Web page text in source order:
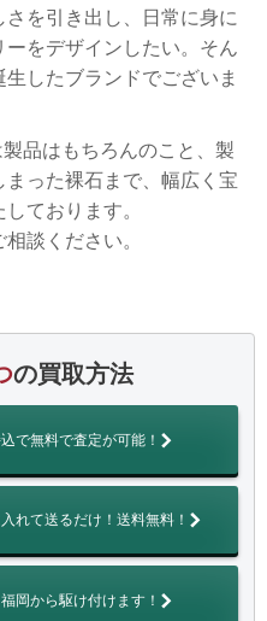
さを引き出し、日常に身に
ーをデザインしたい。そん
生したブランドでございま
品はもちろんのこと、製
まった裸石まで、幅広く宝
ております。
談ください。
の買取方法
で無料で査定が可能！
れて送るだけ！送料無料！
岡から駆け付けます！